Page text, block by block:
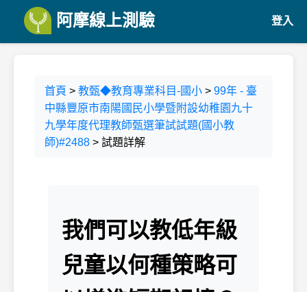
阿摩線上測驗 登入
首頁 > 教甄◆教育專業科目-國小 > 99年 - 臺
中縣豐原市南陽國民小學暨附設幼稚園九十
九學年度代理教師甄選筆試試題(國小教
師)#2488 > 試題詳解
我們可以教低年級
兒童以何種策略可